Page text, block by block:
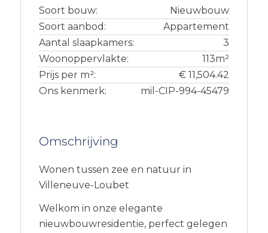
Soort bouw:
Nieuwbouw
Soort aanbod:
Appartement
Aantal slaapkamers:
3
Woonoppervlakte:
113m²
Prijs per m²:
€ 11,504.42
Ons kenmerk:
mil-CIP-994-45479
Omschrijving
Wonen tussen zee en natuur in
Villeneuve-Loubet
Welkom in onze elegante
nieuwbouwresidentie, perfect gelegen